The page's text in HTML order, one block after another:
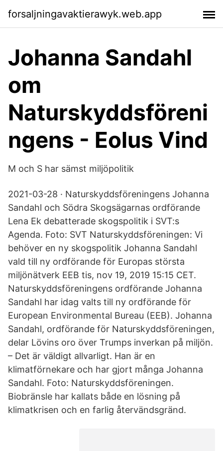
forsaljningavaktierawyk.web.app
Johanna Sandahl
om
Naturskyddsföreni
ngens - Eolus Vind
M och S har sämst miljöpolitik
2021-03-28 · Naturskyddsföreningens Johanna
Sandahl och Södra Skogsägarnas ordförande
Lena Ek debatterade skogspolitik i SVT:s
Agenda. Foto: SVT Naturskyddsföreningen: Vi
behöver en ny skogspolitik Johanna Sandahl
vald till ny ordförande för Europas största
miljönätverk EEB tis, nov 19, 2019 15:15 CET.
Naturskyddsföreningens ordförande Johanna
Sandahl har idag valts till ny ordförande för
European Environmental Bureau (EEB). Johanna
Sandahl, ordförande för Naturskyddsföreningen,
delar Lövins oro över Trumps inverkan på miljön.
– Det är väldigt allvarligt. Han är en
klimatförnekare och har gjort många Johanna
Sandahl. Foto: Naturskyddsföreningen.
Biobränsle har kallats både en lösning på
klimatkrisen och en farlig återvändsgränd.